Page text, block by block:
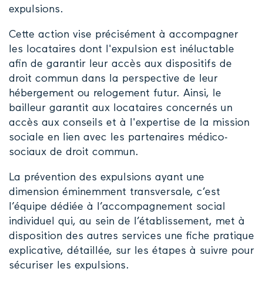
expulsions.
Cette action vise précisément à accompagner
les locataires dont l'expulsion est inéluctable
afin de garantir leur accès aux dispositifs de
droit commun dans la perspective de leur
hébergement ou relogement futur. Ainsi, le
bailleur garantit aux locataires concernés un
accès aux conseils et à l'expertise de la mission
sociale en lien avec les partenaires médico-
sociaux de droit commun.
La prévention des expulsions ayant une
dimension éminemment transversale, c’est
l’équipe dédiée à l’accompagnement social
individuel qui, au sein de l’établissement, met à
disposition des autres services une fiche pratique
explicative, détaillée, sur les étapes à suivre pour
sécuriser les expulsions.